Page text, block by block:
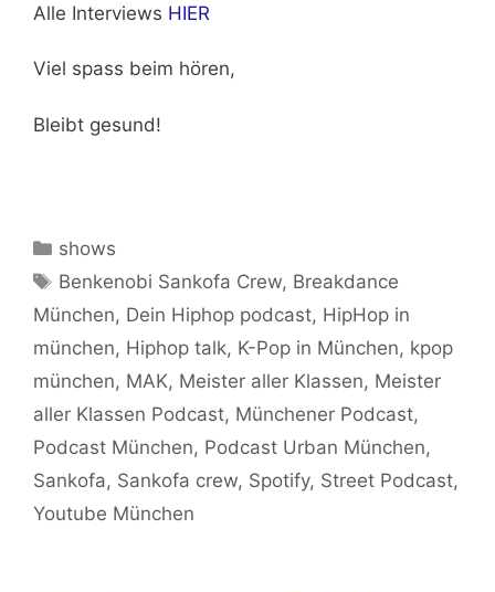
Alle Interviews HIER
Viel spass beim hören,
Bleibt gesund!
Kategorien
shows
Schlagwörter
Benkenobi Sankofa Crew, Breakdance
München, Dein Hiphop podcast, HipHop in
münchen, Hiphop talk, K-Pop in München, kpop
münchen, MAK, Meister aller Klassen, Meister
aller Klassen Podcast, Münchener Podcast,
Podcast München, Podcast Urban München,
Sankofa, Sankofa crew, Spotify, Street Podcast,
Youtube München